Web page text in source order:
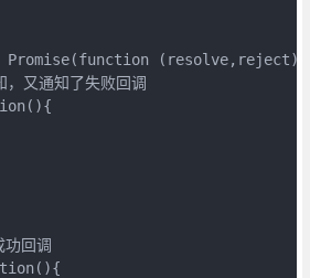
Promise(function (resolve,reject)
又通知了失败回调
回调